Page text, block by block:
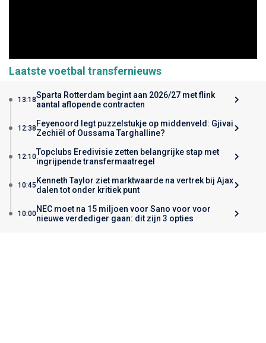
Laatste voetbal transfernieuws
13:18Sparta Rotterdam begint aan 2026/27 met flink
aantal aflopende contracten
12:38 Feyenoord legt puzzelstukje op middenveld: Gjivai
Zechiël of Oussama Targhalline?
12:10Topclubs Eredivisie zetten belangrijke stap met
ingrijpende transfermaatregel
10:45 Kenneth Taylor ziet marktwaarde na vertrek bij Ajax
dalen tot onder kritiek punt
10:00NEC moet na 15 miljoen voor Sano voor voor
nieuwe verdediger gaan: dit zijn 3 opties